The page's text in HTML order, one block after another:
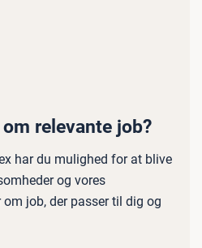
relevante job?
har du mulighed for at blive
og vores
job, der passer til dig og